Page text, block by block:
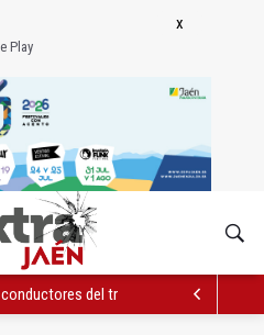
Play
del tranvía empiezan la
a 4,07 millones su inversión social en